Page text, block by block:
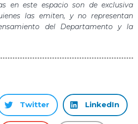
en este espacio son de exclusiva
las emiten, y no representan
del Departamento y la
Twitter LinkedIn